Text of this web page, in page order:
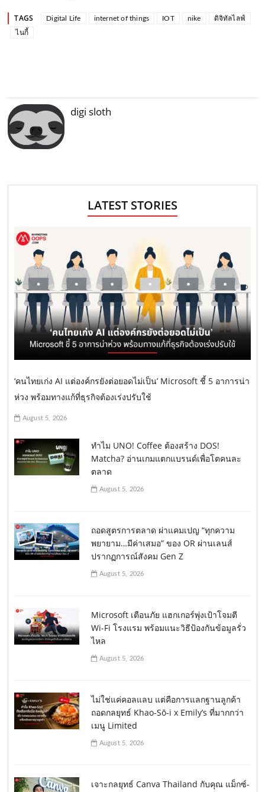
TAGS Digital Life internet of things IOT nike
ดิจิทัลไลฟ์
ไนกี้
digi sloth
LATEST STORIES
‘คนไทยเก่ง AI แต่องค์กรยังต่อยอดไม่เป็น’ Microsoft ชี้ 5 อาการน่า
ห่วง พร้อมทางแก้ที่ธุรกิจต้องเร่งปรับใช้
August 5, 2026
ทำไม UNO! Coffee ต้องสร้าง DOS!
Matcha? อ่านเกมแตกแบรนด์เพื่อโตคนละ
ตลาด
August 5, 2026
ถอดสูตรการตลาด ผ่าแคมเปญ “ทุกความ
พยายาม…มีค่าเสมอ” ของ OR ผ่านเลนส์
ปรากฏการณ์สังคม Gen Z
August 5, 2026
Microsoft เตือนภัย แฮกเกอร์พุ่งเป้าโจมตี
Wi-Fi โรงแรม พร้อมแนะวิธีป้องกันข้อมูลรั่ว
ไหล
August 5, 2026
ไม่ใช่แค่คอลแลบ แต่คือการแลกฐานลูกค้า
ถอดกลยุทธ์ Khao-Sō-i x Emily’s ที่มากกว่า
เมนู Limited
August 5, 2026
เจาะกลยุทธ์ Canva Thailand กับคุณ แม็กซ์-